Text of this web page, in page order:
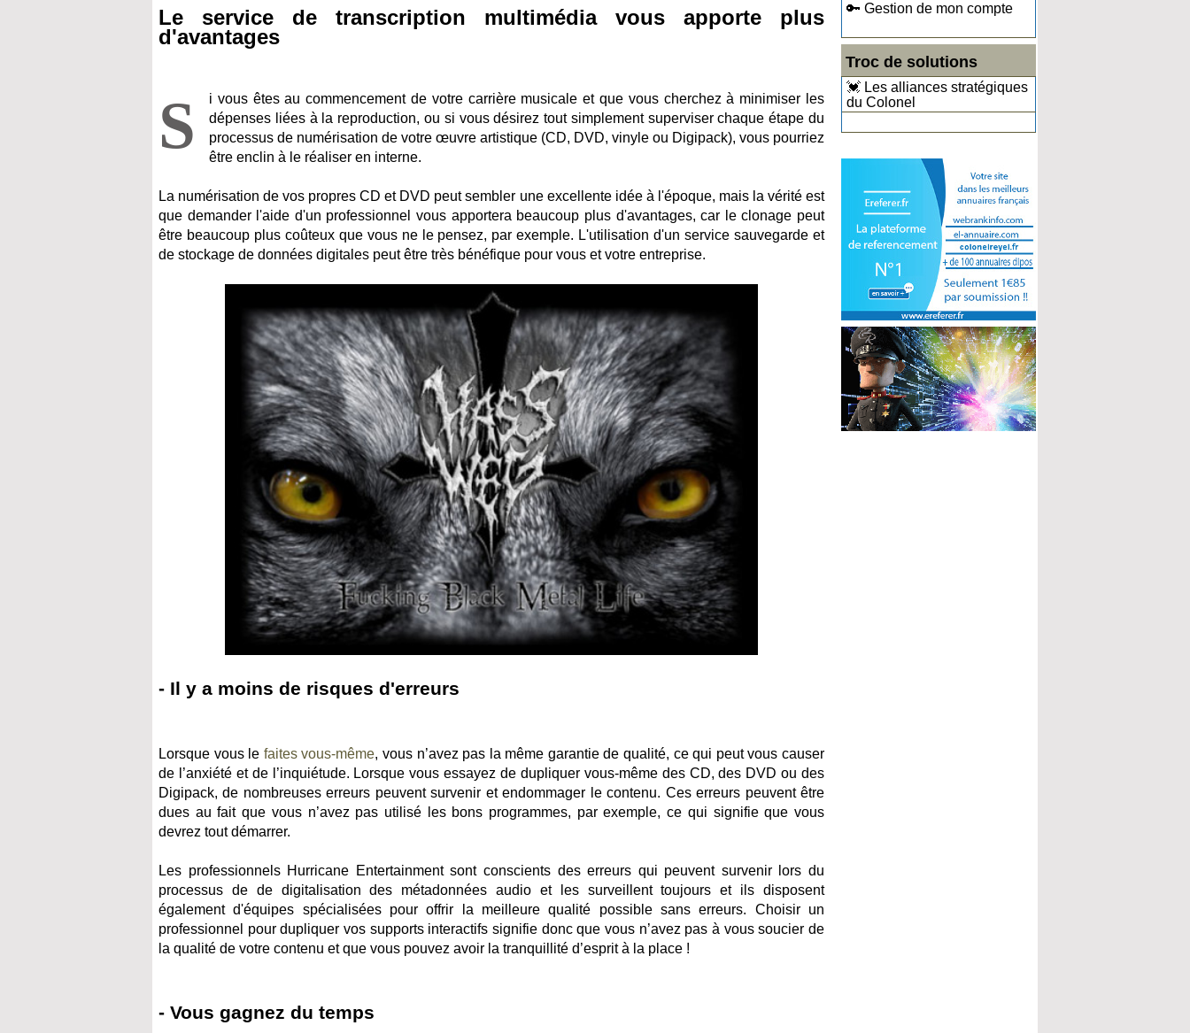
🔑 Gestion de mon compte
Troc de solutions
💓 Les alliances stratégiques
du Colonel
Le service de transcription multimédia vous apporte plus
d'avantages
S
i vous êtes au commencement de votre carrière musicale et que vous cherchez à minimiser les
dépenses liées à la reproduction, ou si vous désirez tout simplement superviser chaque étape du
processus de numérisation de votre œuvre artistique (CD, DVD, vinyle ou Digipack), vous pourriez
être enclin à le réaliser en interne.
La numérisation de vos propres CD et DVD peut sembler une excellente idée à l'époque, mais la vérité est
que demander l'aide d'un professionnel vous apportera beaucoup plus d'avantages, car le clonage peut
être beaucoup plus coûteux que vous ne le pensez, par exemple. L'utilisation d'un service sauvegarde et
de stockage de données digitales peut être très bénéfique pour vous et votre entreprise.
- Il y a moins de risques d'erreurs
Lorsque vous le faites vous-même, vous n’avez pas la même garantie de qualité, ce qui peut vous causer
de l’anxiété et de l’inquiétude. Lorsque vous essayez de dupliquer vous-même des CD, des DVD ou des
Digipack, de nombreuses erreurs peuvent survenir et endommager le contenu. Ces erreurs peuvent être
dues au fait que vous n’avez pas utilisé les bons programmes, par exemple, ce qui signifie que vous
devrez tout démarrer.
Les professionnels Hurricane Entertainment sont conscients des erreurs qui peuvent survenir lors du
processus de de digitalisation des métadonnées audio et les surveillent toujours et ils disposent
également d'équipes spécialisées pour offrir la meilleure qualité possible sans erreurs. Choisir un
professionnel pour dupliquer vos supports interactifs signifie donc que vous n’avez pas à vous soucier de
la qualité de votre contenu et que vous pouvez avoir la tranquillité d’esprit à la place !
- Vous gagnez du temps